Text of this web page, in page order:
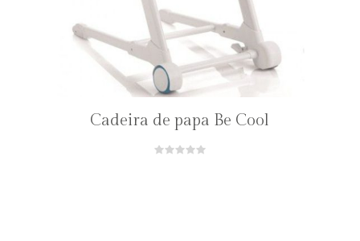
Cadeira de papa Be Cool